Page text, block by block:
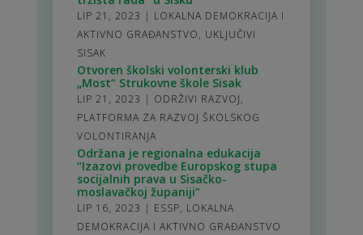
LIP 21, 2023 | LOKALNA DEMOKRACIJA I
AKTIVNO GRAĐANSTVO, UKLJUČIVI
SISAK
Otvoren školski volonterski klub
„Most“ Strukovne škole Sisak
LIP 21, 2023 | ODRŽIVI RAZVOJ,
PLATFORMA ZA RAZVOJ ŠKOLSKOG
VOLONTIRANJA
Održana je regionalna edukacija
“Izazovi provedbe Europskog stupa
socijalnih prava u Sisačko-
moslavačkoj županiji”
LIP 16, 2023 | ESSP, LOKALNA
DEMOKRACIJA I AKTIVNO GRAĐANSTVO